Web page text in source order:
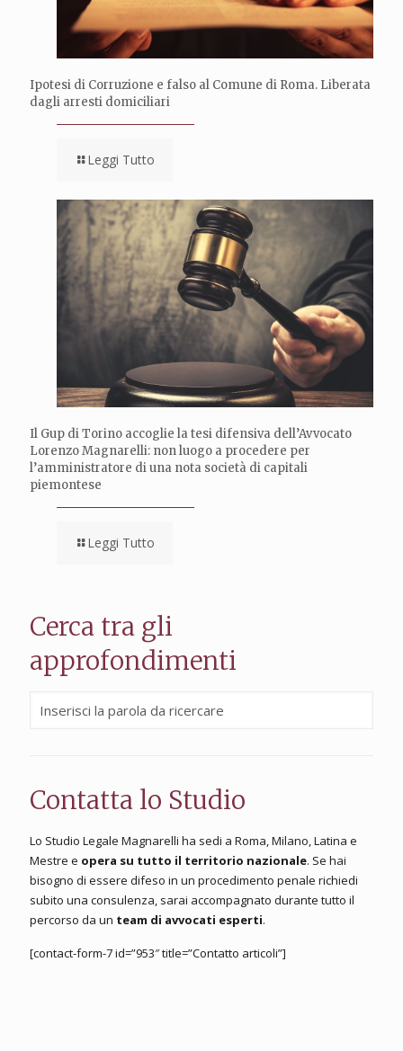
Ipotesi di Corruzione e falso al Comune di Roma. Liberata
dagli arresti domiciliari
Leggi Tutto
Il Gup di Torino accoglie la tesi difensiva dell’Avvocato
Lorenzo Magnarelli: non luogo a procedere per
l’amministratore di una nota società di capitali
piemontese
Leggi Tutto
Cerca tra gli
approfondimenti
Contatta lo Studio
Lo Studio Legale Magnarelli ha sedi a Roma, Milano, Latina e
Mestre e opera su tutto il territorio nazionale. Se hai
bisogno di essere difeso in un procedimento penale richiedi
subito una consulenza, sarai accompagnato durante tutto il
percorso da un team di avvocati esperti.
[contact-form-7 id=”953″ title=”Contatto articoli”]